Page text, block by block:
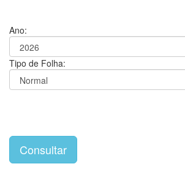
Ano:
Tipo de Folha: